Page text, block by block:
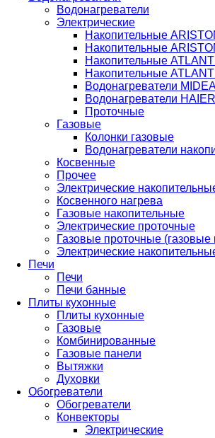
Водонагреватели
Электрические
Накопительные
Накопительные
Накопительные
Накопительные
Водонагреватели
Водонагреватели HAIER
Проточные
Газовые
Колонки газовые
Водонагреватели
Косвенные
Прочее
Электрические
Косвенного нагрева
Газовые накопительные
Электрические проточные
Газовые проточные (газовые
Электрические
Печи
Печи
Печи банные
Плиты кухонные
Плиты кухонные
Газовые
Комбинированные
Газовые панели
Вытяжки
Духовки
Обогреватели
Обогреватели
Конвекторы
Электрические